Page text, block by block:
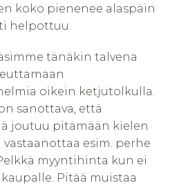
koko pienenee alaspäin
helpottuu.
tänäkin talvena
oikein ketjutolkulla.
sanottava, että
joutuu pitämään kielen
vastaanottaa esim. perhe
myyntihinta kun ei
Pitää muistaa